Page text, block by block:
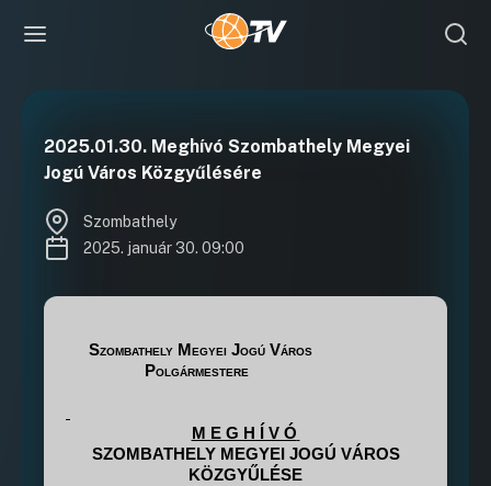
2025.01.30. Meghívó Szombathely Megyei
Jogú Város Közgyűlésére
Szombathely
2025. január 30. 09:00
Szombathely Megyei Jogú Város
Polgármestere
M E G H Í V Ó
SZOMBATHELY MEGYEI JOGÚ VÁROS
KÖZGYŰLÉSE